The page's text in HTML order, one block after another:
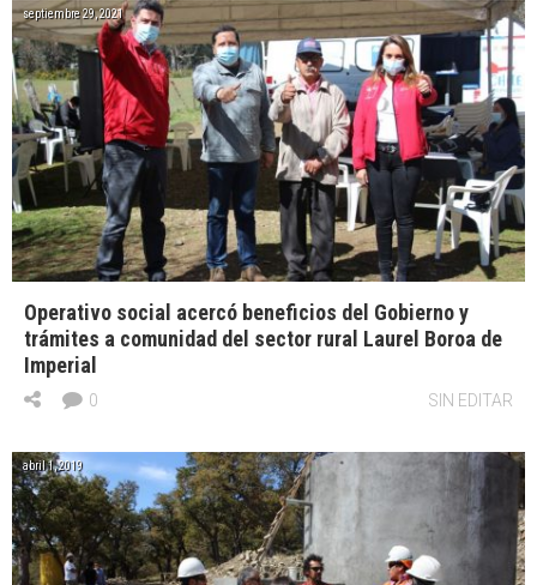
septiembre 29, 2021
Operativo social acercó beneficios del Gobierno y
trámites a comunidad del sector rural Laurel Boroa de
Imperial
SIN EDITAR
0
abril 1, 2019